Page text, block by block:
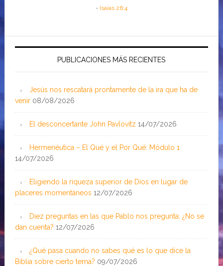
- Isaías 26:4
PUBLICACIONES MÁS RECIENTES
Jesús nos rescatará prontamente de la ira que ha de
venir 08/08/2026
El desconcertante John Pavlovitz 14/07/2026
Hermenéutica – El Qué y el Por Qué: Módulo 1
14/07/2026
Eligiendo la riqueza superior de Dios en lugar de
placeres momentáneos 12/07/2026
Diez preguntas en las que Pablo nos pregunta: ¿No se
dan cuenta? 12/07/2026
¿Qué pasa cuando no sabes qué es lo que dice la
Biblia sobre cierto tema? 09/07/2026